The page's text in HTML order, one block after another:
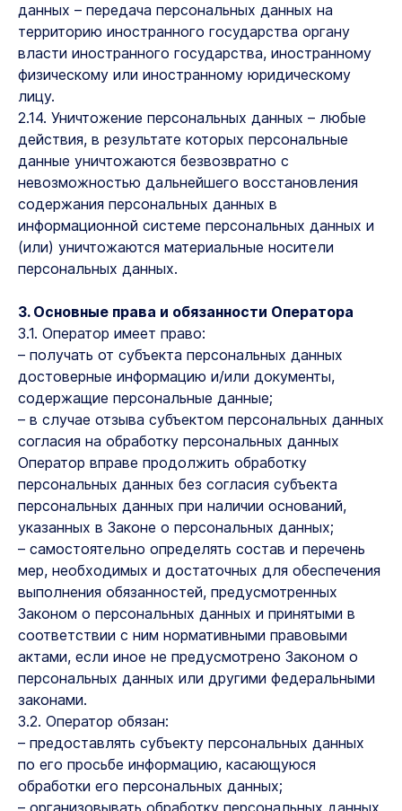
данных – передача персональных данных на
территорию иностранного государства органу
власти иностранного государства, иностранному
физическому или иностранному юридическому
лицу.
2.14. Уничтожение персональных данных – любые
действия, в результате которых персональные
данные уничтожаются безвозвратно с
невозможностью дальнейшего восстановления
содержания персональных данных в
информационной системе персональных данных и
(или) уничтожаются материальные носители
персональных данных.
3. Основные права и обязанности Оператора
3.1. Оператор имеет право:
– получать от субъекта персональных данных
достоверные информацию и/или документы,
содержащие персональные данные;
– в случае отзыва субъектом персональных данных
согласия на обработку персональных данных
Оператор вправе продолжить обработку
персональных данных без согласия субъекта
персональных данных при наличии оснований,
указанных в Законе о персональных данных;
– самостоятельно определять состав и перечень
мер, необходимых и достаточных для обеспечения
выполнения обязанностей, предусмотренных
Законом о персональных данных и принятыми в
соответствии с ним нормативными правовыми
актами, если иное не предусмотрено Законом о
персональных данных или другими федеральными
законами.
3.2. Оператор обязан:
– предоставлять субъекту персональных данных
по его просьбе информацию, касающуюся
обработки его персональных данных;
– организовывать обработку персональных данных